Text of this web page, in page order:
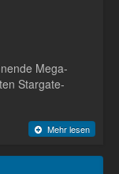
Mega-
Stargate-
Mehr lesen